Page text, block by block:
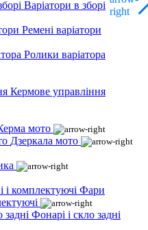
Варіатори в зборі
Ремені варіатори
Ролики варіатора
Кермове управління
мото
Дзеркала мото
Фари
Фонарі і скло задні